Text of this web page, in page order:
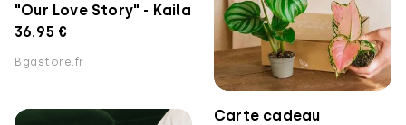
"Our Love Story" - Kaila
36.95 €
Bgastore.fr
Carte cadeau